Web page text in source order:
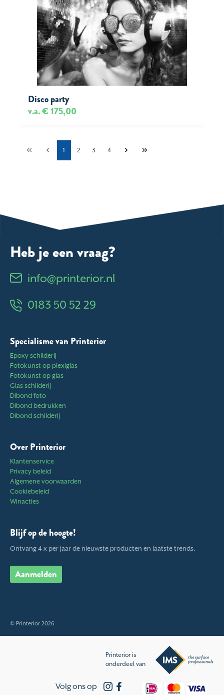
Disco party
v.a. € 175,00
1 2 3 4
Heb je een vraag?
info@printerior.nl
0183 50 52 29
Specialisme van Printerior
Epoxy schilderij
Fotokunst op plexiglas
Fotokunst op glas
Glas schilderij
Dibond foto
Dibond bedrukken
Dibond schilderij
Over Printerior
Klantenservice
Privacy beleid
Algemene voorwaarden
Cookiebeleid
Winacties
Blijf op de hoogte!
Ontvang 4 x per jaar de nieuwste producten en laatste trends.
Aanmelden
© Printerior 2026
Printerior is
onderdeel van
Volg ons op